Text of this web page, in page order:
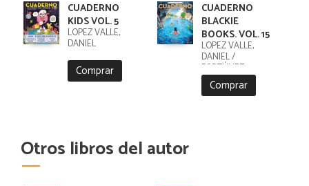
CUADERNO
KIDS VOL. 5
LÓPEZ VALLE,
DANIEL
Comprar
CUADERNO
BLACKIE
BOOKS. VOL. 15
LÓPEZ VALLE,
DANIEL /
FORTÚNEZ,
CRISTOBAL
Comprar
Otros libros del autor